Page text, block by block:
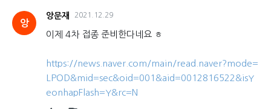
앙
앙문재 2021.12.29
이제 4차 접종 준비한다네요 ㅎ
https://news.naver.com/main/read.naver?mode=
LPOD&mid=sec&oid=001&aid=0012816522&isY
eonhapFlash=Y&rc=N